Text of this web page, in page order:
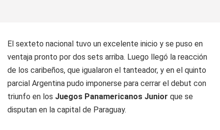
El sexteto nacional tuvo un excelente inicio y se puso en
ventaja pronto por dos sets arriba. Luego llegó la reacción
de los caribeños, que igualaron el tanteador, y en el quinto
parcial Argentina pudo imponerse para cerrar el debut con
triunfo en los Juegos Panamericanos Junior que se
disputan en la capital de Paraguay.